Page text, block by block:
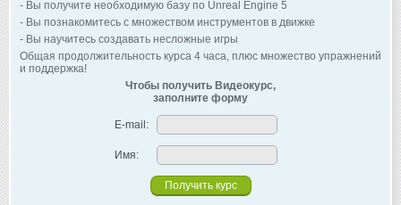
- Вы получите необходимую базу по Unreal Engine 5
- Вы познакомитесь с множеством инструментов в движке
- Вы научитесь создавать несложные игры
Общая продолжительность курса 4 часа, плюс множество упражнений
и поддержка!
Чтобы получить Видеокурс,
заполните форму
E-mail:
Имя: